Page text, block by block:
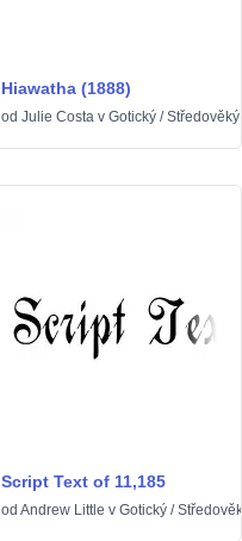
Hiawatha (1888)
od Julie Costa v Gotický /Středověký
Script Text of 11,185
od Andrew Little v Gotický /